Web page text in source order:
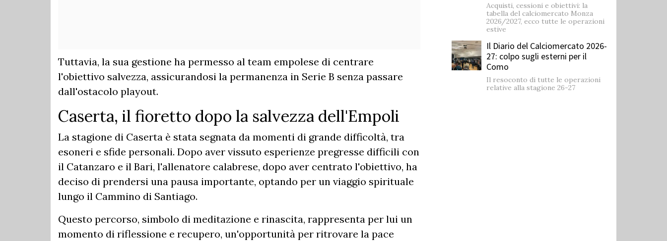
Tuttavia, la sua gestione ha permesso al team empolese di centrare
l'obiettivo salvezza, assicurandosi la permanenza in Serie B senza passare
dall'ostacolo playout.
Caserta, il fioretto dopo la salvezza dell'Empoli
La stagione di Caserta è stata segnata da momenti di grande difficoltà, tra
esoneri e sfide personali. Dopo aver vissuto esperienze pregresse difficili con
il Catanzaro e il Bari, l'allenatore calabrese, dopo aver centrato l'obiettivo, ha
deciso di prendersi una pausa importante, optando per un viaggio spirituale
lungo il Cammino di Santiago.
Questo percorso, simbolo di meditazione e rinascita, rappresenta per lui un
momento di riflessione e recupero, un'opportunità per ritrovare la pace
Acquisti, cessioni e obiettivi: la
tabella del calciomercato Monza
2026/2027, ecco tutte le operazioni
estive
Il Diario del Calciomercato 2026-
27: colpo sugli esterni per il
Como
Il resoconto di tutte le operazioni
relative alla stagione 26-27